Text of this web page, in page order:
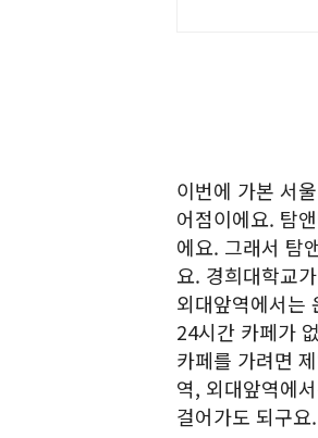
이번에 가본 서
어점이에요. 탐
에요. 그래서 탐
요. 경희대학교
외대앞역에서는
24시간 카페가
카페를 가려면
역, 외대앞역에
걸어가도 되구요.